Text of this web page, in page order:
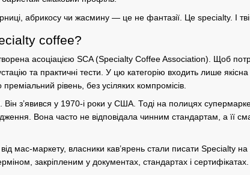
абрикосу чи жасмину — це не фантазії. Це specialty. І
coffee?
асоціацією SCA(Specialty Coffee Association). Щоб
та практичні тести. У цю категорію входить лише
рівень, без усіляких компромісів.
Він з’явився у 1970-і роки у США. Тоді на полицях
Вона часто не відповідала чинним стандартам, а її
від мас-маркету, власники кав’ярень стали писати Specialty
закріпленим у документах, стандартах і сертифікатах.